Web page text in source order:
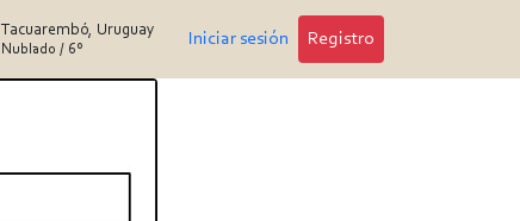
Tacuarembó, Uruguay
Nublado / 6° Iniciar sesión Registro